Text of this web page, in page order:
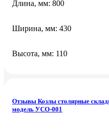
Длина, мм: 800
Ширина, мм: 430
Высота, мм: 110
Отзывы Козлы столярные
модель УСО-001